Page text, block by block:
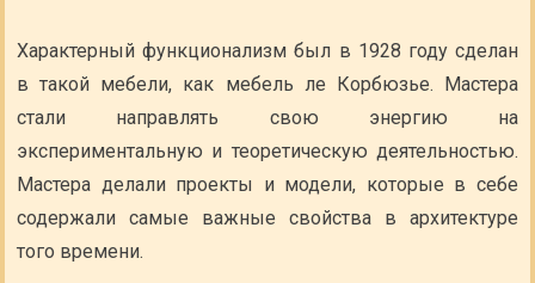
Характерный функционализм был в 1928 году сделан
в такой мебели, как мебель ле Корбюзье. Мастера
стали направлять свою энергию на
экспериментальную и теоретическую деятельностью.
Мастера делали проекты и модели, которые в себе
содержали самые важные свойства в архитектуре
того времени.